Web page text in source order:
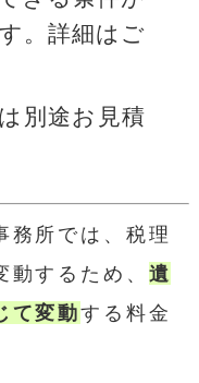
。詳細はご
別途お見積
務所では、税理
するため、 遺
て変動する料金